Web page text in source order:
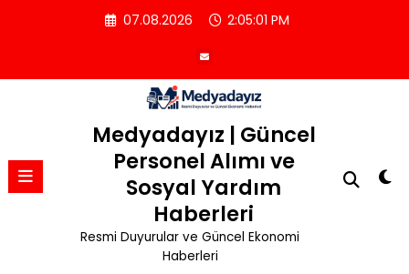
07.08.2026 2:05:01 PM
Medyadayız | Güncel
Personel Alımı ve
Sosyal Yardım
Haberleri
Resmi Duyurular ve Güncel Ekonomi
Haberleri